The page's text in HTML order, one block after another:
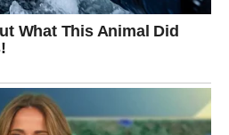
mladenkini roditelji su me
osobu koja će sjediti na ulazu
ili ne, znali su čak i otvoriti
iznos, moram priznati, moj
razina,” dijeli mladić,
kad god se prisjeti cijele